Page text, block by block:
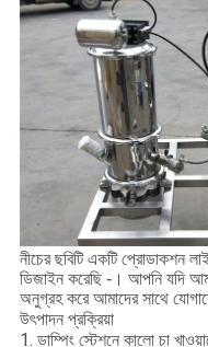
নীচের ছবিটি একটি প্রোডাকশন
ডিজাইন করেছি -। আপনি যদি
অনুগ্রহ করে আমাদের সাথে
উৎপাদন প্রক্রিয়া
1. ডাম্পিং স্টেশনে কালো চা